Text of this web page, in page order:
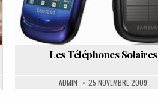
Les Téléphones Solaires
ADMIN 25 NOVEMBRE 2009